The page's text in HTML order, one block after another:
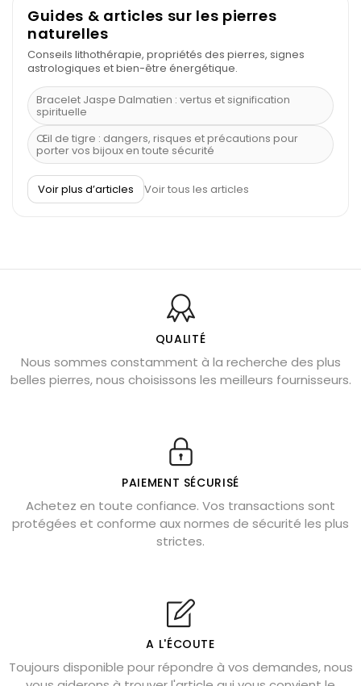
Guides & articles sur les pierres
naturelles
Conseils lithothérapie, propriétés des pierres, signes
astrologiques et bien-être énergétique.
Bracelet Jaspe Dalmatien : vertus et signification
spirituelle
Œil de tigre : dangers, risques et précautions pour
porter vos bijoux en toute sécurité
À quel poignet porter un bracelet de pierre
Découvrez le scorpion et ses pierres
Bienfaits de la sélénite – pierre des anges
L’améthyste est-elle faite pour moi ?
Chrysocolle : pierre apaisante
Obsidienne dorée : vertus et signification
Véritable citrine naturelle non chauffée
Où placer la citrine dans la maison
Cornaline : propriétés magiques
Capricorne : quelles pierres choisir
Shungite : purification et protection
Bagues en labradorite argent 925
Voir plus d’articles Voir tous les articles
QUALITÉ
Nous sommes constamment à la recherche des plus
belles pierres, nous choisissons les meilleurs fournisseurs.
PAIEMENT SÉCURISÉ
Achetez en toute confiance. Vos transactions sont
protégées et conforme aux normes de sécurité les plus
strictes.
A L'ÉCOUTE
Toujours disponible pour répondre à vos demandes, nous